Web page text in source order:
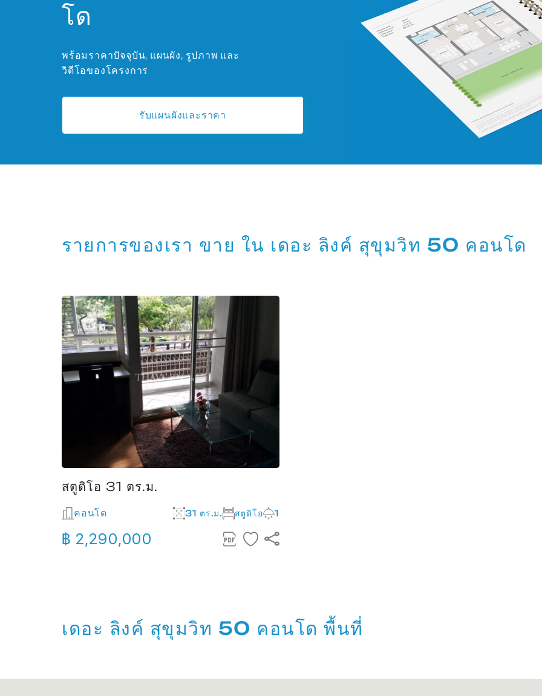
โด
พร้อมราคาปัจจุบัน, แผนผัง, รูปภาพ และ
วิดีโอของโครงการ
รับแผนผังและราคา
รายการของเรา ขาย ใน เดอะ ลิงค์ สุขุมวิท 50 คอนโด
สตูดิโอ 31 ตร.ม.
คอนโด 31 ตร.ม. สตูดิโอ 1
฿ 2,290,000
เดอะ ลิงค์ สุขุมวิท 50 คอนโด พื้นที่